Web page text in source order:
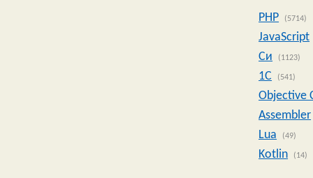
PHP (5714)
JavaScript
Си
(1123)
1C (541)
Objective
Assembler
Lua
(49)
Kotlin (14)